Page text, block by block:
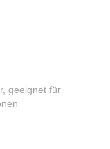
geeignet für